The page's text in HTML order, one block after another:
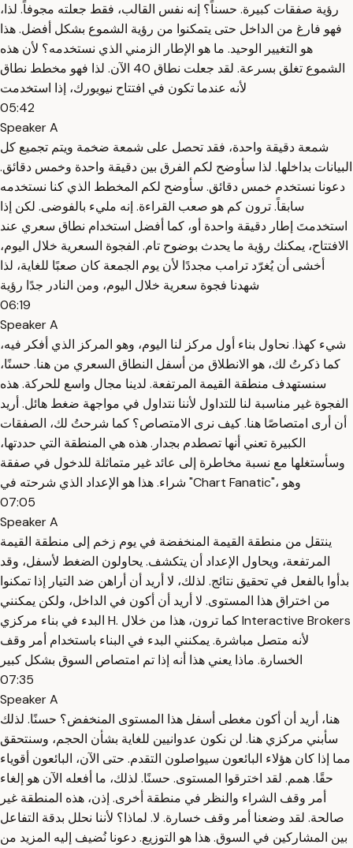
رؤية صفقات كبيرة. حسناً؟ إنه نفس القالب، فقط جعلته مجوفاً. لذا،
فهو فارغ من الداخل حتى يتمكنوا من رؤية الشموع بشكل أفضل. هذا
هو التغيير الوحيد. ما هو الإطار الزمني الذي نستخدمه؟ لأن هذه
الشموع تغلق بسرعة. لقد جعلت نطاق 40 الآن. لذا فهو مخطط نطاق
لأنه عندما تكون في افتتاح نيويورك، إذا استخدمت
05:42
Speaker A
شمعة دقيقة واحدة، فقد تحصل على شمعة ضخمة ويتم تجميع كل
البيانات بداخلها. لذا سأوضح لكم الفرق بين دقيقة واحدة وخمس دقائق.
دعونا نستخدم خمس دقائق. سأوضح لكم المخطط الذي كنا نستخدمه
سابقاً. ترون كم هو صعب القراءة. إنه مليء بالفوضى. لكن إذا
استخدمتَ إطار دقيقة واحدة أو، كما أفضل استخدام نطاق سعري عند
الافتتاح، يمكنك رؤية ما يحدث بوضوح تام. الفجوة السعرية خلال اليوم،
أخشى أن يُغرّد ترامب مجددًا لأن يوم الجمعة كان صعبًا للغاية، لذا
شهدنا فجوة سعرية خلال اليوم، ومن النادر جدًا رؤية
06:19
Speaker A
شيء كهذا. نحاول بناء أول مركز لنا اليوم، وهو المركز الذي أفكر فيه،
كما ذكرتُ لك، هو الانطلاق من أسفل النطاق السعري من هنا. حسنًا،
سنستهدف منطقة القيمة المرتفعة. لدينا مجال واسع للحركة. هذه
الفجوة غير مناسبة لنا للتداول لأننا نتداول في مواجهة ضغط هائل. أريد
أن أرى امتصاصًا هنا. كيف نرى الامتصاص؟ كما شرحتُ لك، الصفقات
الكبيرة تعني أنها تصطدم بجدار. هذه هي المنطقة التي حددتها،
وسأستغلها مع نسبة مخاطرة إلى عائد غير متماثلة للدخول في صفقة
شراء. هذا هو الإعداد الذي شرحته في "Chart Fanatic"، وهو
07:05
Speaker A
ينتقل من منطقة القيمة المنخفضة في يوم زخم إلى منطقة القيمة
المرتفعة، ويحاول الإعداد أن يتكشف. يحاولون الضغط لأسفل، وقد
بدأوا بالفعل في تحقيق نتائج. لذلك، لا أريد أن أراهن ضد التيار إذا تمكنوا
من اختراق هذا المستوى. لا أريد أن أكون في الداخل، ولكن يمكنني
البدء في بناء مركزي H. كما ترون، هذا من خلال Interactive Brokers
لأنه متصل مباشرة. يمكنني البدء في البناء باستخدام أمر وقف
الخسارة. ماذا يعني هذا أنه إذا تم امتصاص السوق بشكل كبير
07:35
Speaker A
هنا، أريد أن أكون مغطى أسفل هذا المستوى المنخفض؟ حسنًا. لذلك
سأبني مركزي هنا. لن نكون عدوانيين للغاية بشأن الحجم، وسنتحقق
مما إذا كان هؤلاء البائعون سيواصلون التقدم. حتى الآن، البائعون أقوياء
حقًا. همم. لقد اخترقوا المستوى. حسنًا. لذلك، ما أفعله الآن هو إلغاء
أمر وقف الشراء والنظر في منطقة أخرى. إذن، هذه المنطقة غير
صالحة. لقد وضعنا أمر وقف خسارة. لا. لماذا؟ لأننا نحلل بدقة التفاعل
بين المشاركين في السوق. هذا هو التوزيع. دعونا نُضيف إليه المزيد من